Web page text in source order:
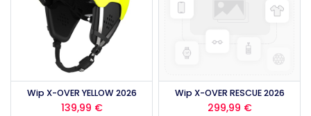
Wip X-OVER YELLOW 2026
139,99 €
Wip X-OVER RESCUE 2026
299,99 €